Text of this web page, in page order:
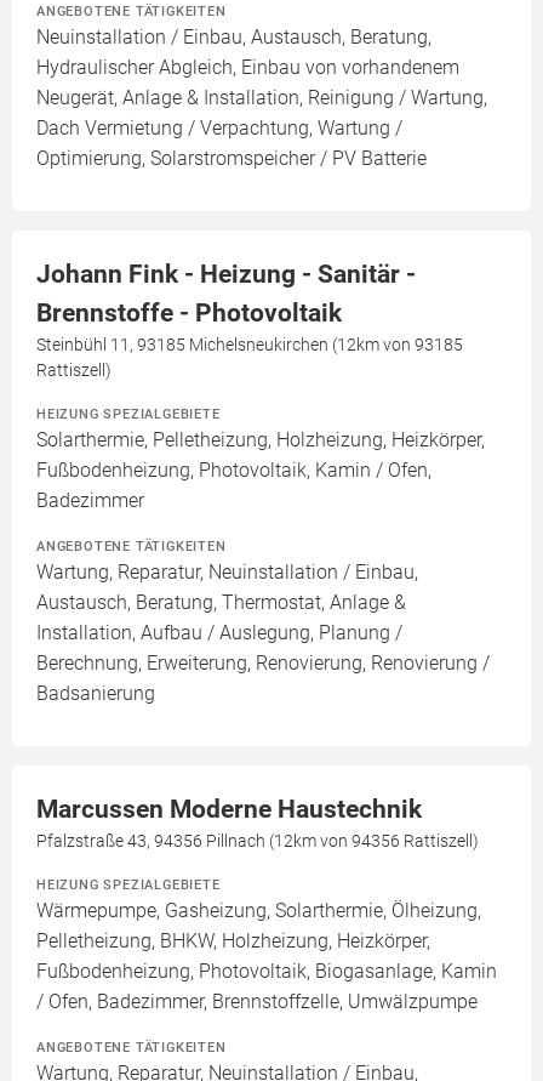
ANGEBOTENE TÄTIGKEITEN
Neuinstallation / Einbau, Austausch, Beratung,
Hydraulischer Abgleich, Einbau von vorhandenem
Neugerät, Anlage & Installation, Reinigung / Wartung,
Dach Vermietung / Verpachtung, Wartung /
Optimierung, Solarstromspeicher / PV Batterie
Johann Fink - Heizung - Sanitär -
Brennstoffe - Photovoltaik
Steinbühl 11, 93185 Michelsneukirchen (12km von 93185
Rattiszell)
HEIZUNG SPEZIALGEBIETE
Solarthermie, Pelletheizung, Holzheizung, Heizkörper,
Fußbodenheizung, Photovoltaik, Kamin / Ofen,
Badezimmer
ANGEBOTENE TÄTIGKEITEN
Wartung, Reparatur, Neuinstallation / Einbau,
Austausch, Beratung, Thermostat, Anlage &
Installation, Aufbau / Auslegung, Planung /
Berechnung, Erweiterung, Renovierung, Renovierung /
Badsanierung
Marcussen Moderne Haustechnik
Pfalzstraße 43, 94356 Pillnach (12km von 94356 Rattiszell)
HEIZUNG SPEZIALGEBIETE
Wärmepumpe, Gasheizung, Solarthermie, Ölheizung,
Pelletheizung, BHKW, Holzheizung, Heizkörper,
Fußbodenheizung, Photovoltaik, Biogasanlage, Kamin
/ Ofen, Badezimmer, Brennstoffzelle, Umwälzpumpe
ANGEBOTENE TÄTIGKEITEN
Wartung, Reparatur, Neuinstallation / Einbau,